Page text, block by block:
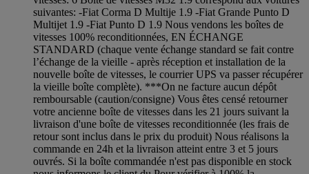
suivantes: -Fiat Corma D Multije 1.9 -Fiat Grande Punto D
Multijet 1.9 -Fiat Punto D 1.9 Nous vendons les boîtes de
vitesses 100% reconditionnées, EN ÉCHANGE
STANDARD (chaque vente échange standard se fait contre
l’échange de la vieille - après réception et installation de la
nouvelle boîte de vitesses, le courrier UPS va passer récupérer
la vieille boîte complète). ***On ne facture aucun dépôt
remboursable (caution/consigne) Vous êtes censé retourner
votre ancienne boîte de vitesses dans les 21 jours suivant la
livraison d'une boîte de vitesses reconditionnée (les frais de
retour sont inclus dans le prix du produit) Nous réalisons la
commande en 24h et la livraison atteint entre 3 et 5 jours
ouvrés. Si la boîte commandée n'est pas disponible en stock